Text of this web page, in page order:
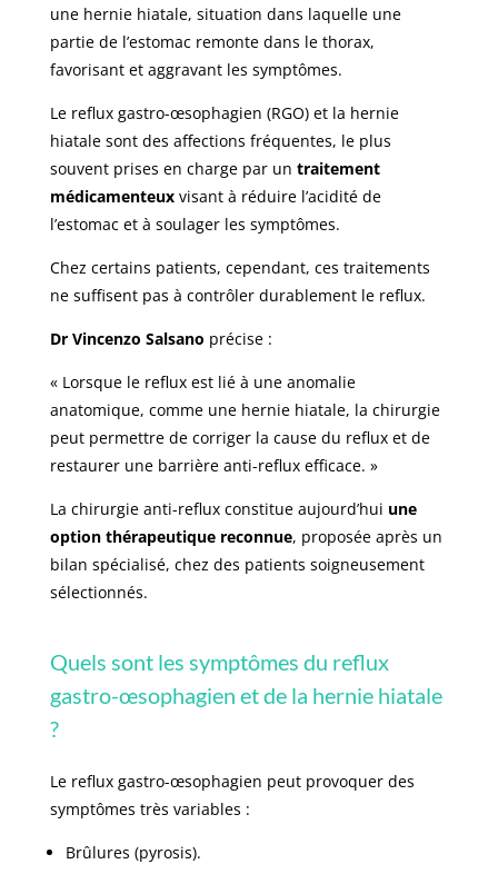
une hernie hiatale, situation dans laquelle une
partie de l’estomac remonte dans le thorax,
favorisant et aggravant les symptômes.
Le reflux gastro-œsophagien (RGO) et la hernie
hiatale sont des affections fréquentes, le plus
souvent prises en charge par un traitement
médicamenteuxvisant à réduire l’acidité de
l’estomac et à soulager les symptômes.
Chez certains patients, cependant, ces traitements
ne suffisent pas à contrôler durablement le reflux.
Dr Vincenzo Salsano précise :
« Lorsque le reflux est lié à une anomalie
anatomique, comme une hernie hiatale, la chirurgie
peut permettre de corriger la cause du reflux et de
restaurer une barrière anti-reflux efficace. »
La chirurgie anti-reflux constitue aujourd’hui une
option thérapeutique reconnue, proposée après un
bilan spécialisé, chez des patients soigneusement
sélectionnés.
Quels sont les symptômes du reflux
gastro-œsophagien et de la hernie hiatale
?
Le reflux gastro-œsophagien peut provoquer des
symptômes très variables :
Brûlures (pyrosis).